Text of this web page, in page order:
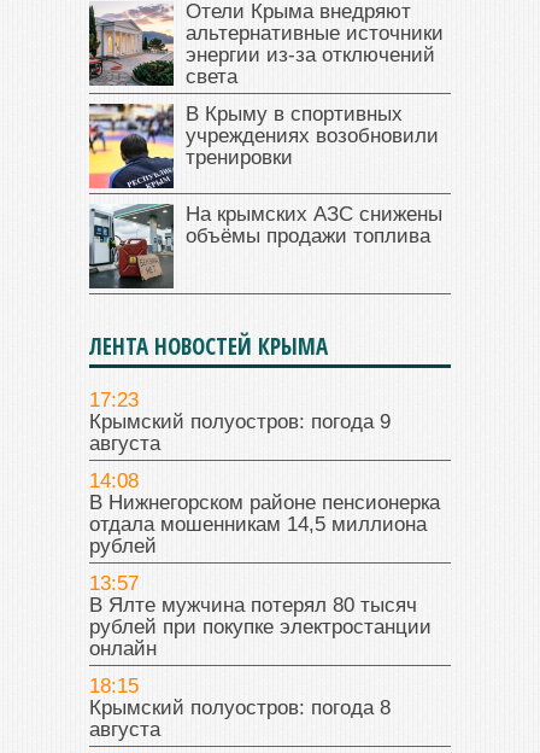
Отели Крыма внедряют
альтернативные источники
энергии из-за отключений
света
В Крыму в спортивных
учреждениях возобновили
тренировки
На крымских АЗС снижены
объёмы продажи топлива
ЛЕНТА НОВОСТЕЙ КРЫМА
17:23
Крымский полуостров: погода 9
августа
14:08
В Нижнегорском районе пенсионерка
отдала мошенникам 14,5 миллиона
рублей
13:57
В Ялте мужчина потерял 80 тысяч
рублей при покупке электростанции
онлайн
18:15
Крымский полуостров: погода 8
августа